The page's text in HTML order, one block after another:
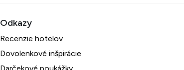
Recenzie hotelov
Dovolenkové inšpirácie